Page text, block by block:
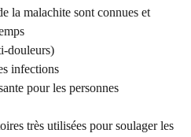
la malachite sont connues et
douleurs)
infections
pour les personnes
très utilisées pour soulager les